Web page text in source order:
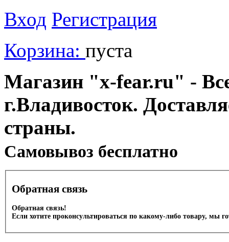
Вход Регистрация
Корзина: пуста
Магазин "x-fear.ru" -
г.Владивосток.
страны.
Cамовывоз бесплатно
Обратная связь
Обратная связь!
Если хотите проконсультироваться по какому-либо товару, мы